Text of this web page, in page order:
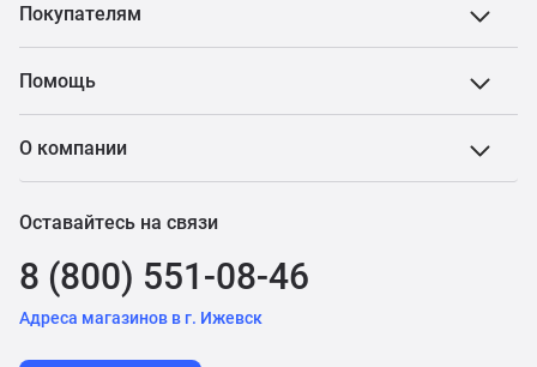
Покупателям
Помощь
О компании
Оставайтесь на связи
8 (800) 551-08-46
Адреса магазинов в г. Ижевск